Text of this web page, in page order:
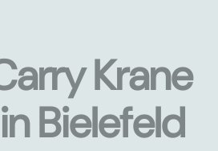
Krane
Bielefeld